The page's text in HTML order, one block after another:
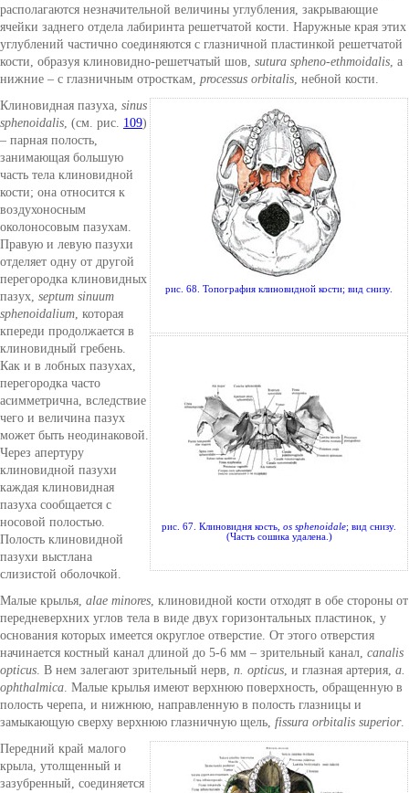
располагаются незначительной величины углубления, закрывающие
ячейки заднего отдела лабиринта решетчатой кости. Наружные края этих
углублений частично соединяются с глазничной пластинкой решетчатой
кости, образуя клиновидно-решетчатый шов, sutura spheno-ethmoidalis, a
нижние – с глазничным отросткам, processus orbitalis, небной кости.
рис. 68. Топография клиновидной кости; вид снизу.
рис. 67. Клиновидня кость, os sphenoidale; вид снизу.
(Часть сошика удалена.)
Клиновидная пазуха, sinus
sphenoidalis, (см. рис. 109)
– парная полость,
занимающая большую
часть тела клиновидной
кости; она относится к
воздухоносным
околоносовым пазухам.
Правую и левую пазухи
отделяет одну от другой
перегородка клиновидных
пазух, septum sinuum
sphenoidalium, которая
кпереди продолжается в
клиновидный гребень.
Как и в лобных пазухах,
перегородка часто
асимметрична, вследствие
чего и величина пазух
может быть неодинаковой.
Через апертуру
клиновидной пазухи
каждая клиновидная
пазуха сообщается с
носовой полостью.
Полость клиновидной
пазухи выстлана
слизистой оболочкой.
Малые крылья, alae minores, клиновидной кости отходят в обе стороны от
передневерхних углов тела в виде двух горизонтальных пластинок, у
основания которых имеется округлое отверстие. От этого отверстия
начинается костный канал длиной до 5-6 мм – зрительный канал, canalis
opticus. В нем залегают зрительный нерв, n. opticus, и глазная артерия, a.
ophthalmica. Малые крылья имеют верхнюю поверхность, обращенную в
полость черепа, и нижнюю, направленную в полость глазницы и
замыкающую сверху верхнюю глазничную щель, fissura orbitalis superior.
Передний край малого
крыла, утолщенный и
зазубренный, соединяется